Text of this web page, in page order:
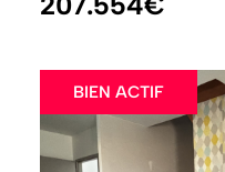
BIEN ACTIF